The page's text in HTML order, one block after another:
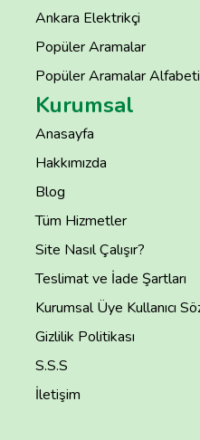
Ankara Elektrikçi
Popüler Aramalar
Popüler Aramalar
Kurumsal
Anasayfa
Hakkımızda
Blog
Tüm Hizmetler
Site Nasıl Çalışır?
Teslimat ve İade Şartları
Kurumsal Üye Kullanıcı
Gizlilik Politikası
S.S.S
İletişim